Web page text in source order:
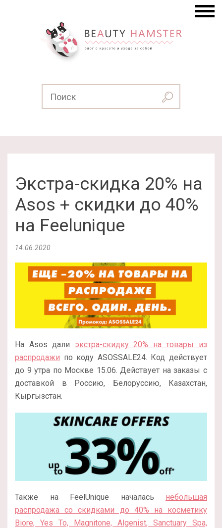
Экстра-скидка 20% на
Asos + скидки до 40%
на Feelunique
14.06.2020
На Asos дали экстра-скидку 20% на товары из
распродажи по коду ASOSSALE24. Код действует
до 9 утра по Москве 15.06. Действует на заказы с
доставкой в Россию, Белоруссию, Казахстан,
Кыргызстан.
Также на FeelUnique началась небольшая
распродажа со скидками до 40% на косметику
Biore, Yes To, Magnitone, Algenist, Sanctuary Spa,